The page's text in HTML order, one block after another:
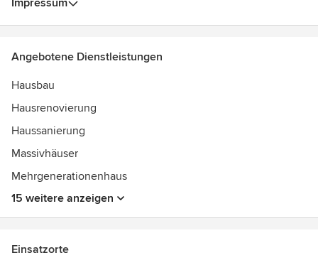
Gerne beraten wir Sie in einem persönlichen Gespräch.
Impressum
Angebotene Dienstleistungen
Hausbau
Hausrenovierung
Haussanierung
Massivhäuser
Mehrgenerationenhaus
15 weitere anzeigen
Einsatzorte